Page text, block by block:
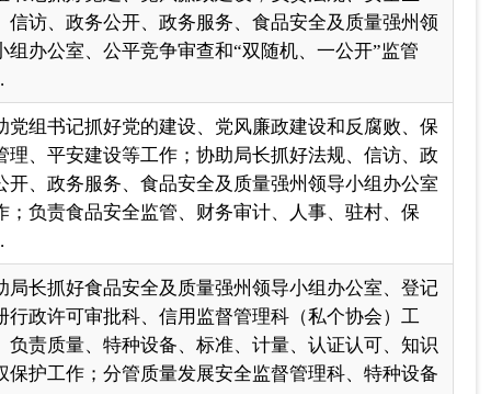
局长抓好食品安全及质量强州领导小组办公室、登记
行政许可审批科、信用监督管理科（私个协会）工
负责质量、特种设备、标准、计量、认证认可、知识
保护工作；分管质量发展安全监督管理科、特种设备
党组书记抓好意识形态等工作；协助局长抓好安全生
公平竞争审查、“双随机、一公开”监管部门联席会议
。负责执法稽查、广告、价监、双反、药械监管（不
应）、救灾减灾、宗教、消协工作；分管稽查一科...
质量与计量检验检测中心工作；分管食品药品检验所
。协助陈红旗副局长抓好机关党委工作。
页 尾页